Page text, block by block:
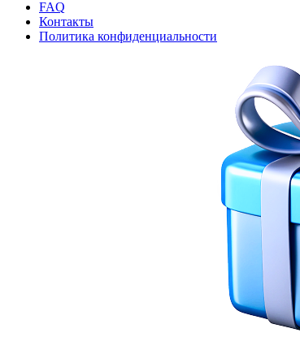
FAQ
Контакты
Политика конфиденциальности